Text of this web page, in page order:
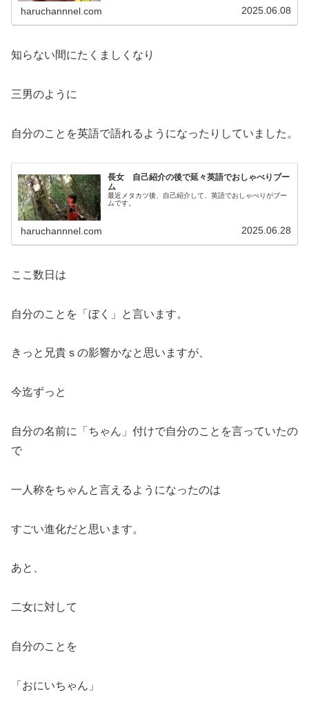
haruchannnel.com 2025.06.08
知らない間にたくましくなり
三男のように
自分のことを英語で語れるようになったりしていました。
長女 自己紹介の後で延々英語でおしゃべりブー
ム
最近メタカツ後、自己紹介して、英語でおしゃべりがブー
ムです。
haruchannnel.com 2025.06.28
ここ数日は
自分のことを「ぼく」と言います。
きっと兄貴ｓの影響かなと思いますが、
今迄ずっと
自分の名前に「ちゃん」付けで自分のことを言っていたの
で
一人称をちゃんと言えるようになったのは
すごい進化だと思います。
あと、
二女に対して
自分のことを
「おにいちゃん」